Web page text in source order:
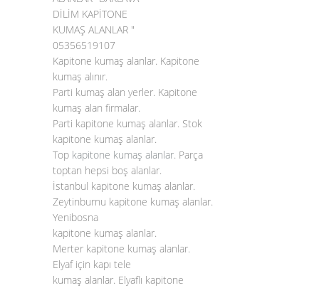
DİLİM KAPİTONE
KUMAŞ ALANLAR "
05356519107
Kapitone kumaş alanlar. Kapitone
kumaş alınır.
Parti kumaş alan yerler. Kapitone
kumaş alan firmalar.
Parti kapitone kumaş alanlar. Stok
kapitone kumaş alanlar.
Top kapitone kumaş alanlar. Parça
toptan hepsi boş alanlar.
İstanbul kapitone kumaş alanlar.
Zeytinburnu kapitone kumaş alanlar.
Yenibosna
kapitone kumaş alanlar.
Merter kapitone kumaş alanlar.
Elyaf için kapı tele
kumaş alanlar. Elyaflı kapitone